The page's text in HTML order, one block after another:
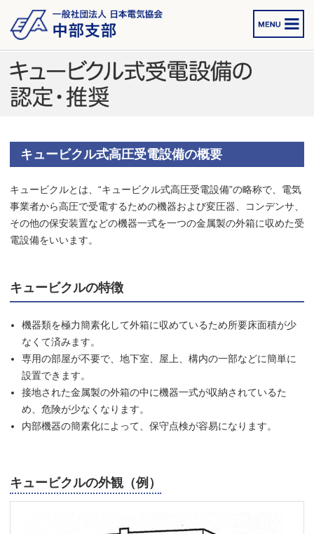
キュービクル式高圧受電設備の概要
キュービクルとは、“キュービクル式高圧受電設備”の略称で、電気
事業者から高圧で受電するための機器および変圧器、コンデンサ、
その他の保安装置などの機器一式を一つの金属製の外箱に収めた受
電設備をいいます。
キュービクルの特徴
機器類を極力簡素化して外箱に収めているため所要床面積が少
なくて済みます。
専用の部屋が不要で、地下室、屋上、構内の一部などに簡単に
設置できます。
接地された金属製の外箱の中に機器一式が収納されているた
め、危険が少なくなります。
内部機器の簡素化によって、保守点検が容易になります。
キュービクルの外観（例）